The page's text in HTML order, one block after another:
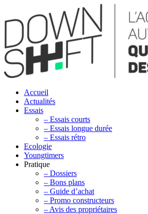
Accueil
Actualités
Essais
– Essais courts
– Essais longue durée
– Essais rétro
Ecologie
Youngtimers
Pratique
– Dossiers
– Bons plans
– Guide d’achat
– Promo constructeurs
– Avis des propriétaires